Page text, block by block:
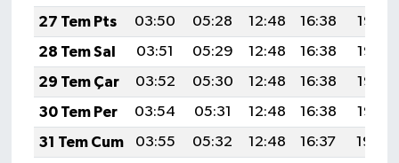
27 Tem Pts
03:50 05:28 12:48 16:38
19:58
28 Tem Sal
03:51 05:29 12:48 16:38
19:57
29 Tem Çar
03:52 05:30 12:48 16:38
19:56
30 Tem Per
03:54 05:31 12:48 16:38
19:55
31 Tem Cum
03:55 05:32 12:48 16:37
19:54